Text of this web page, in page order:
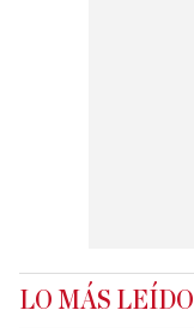
LO MÁS LEÍDO